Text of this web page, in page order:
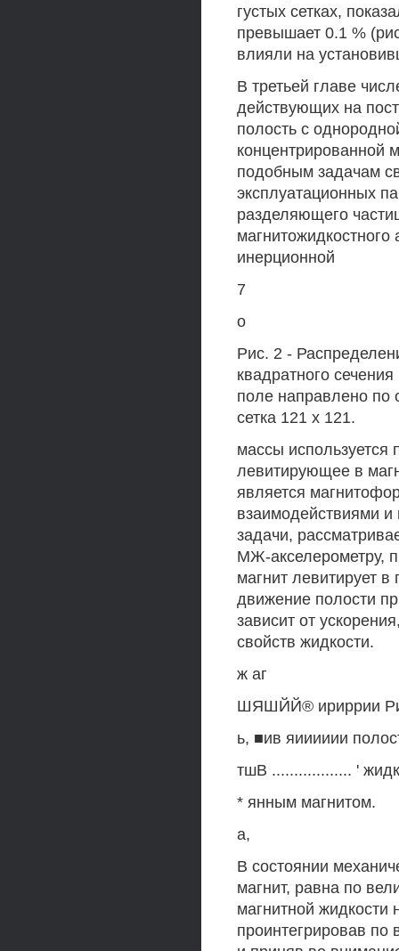
густых сетках,
превышает 0.1 %
влияли на
В третьей главе
действующих на
полость с
концентрированной
подобным задачам
эксплуатационных
разделяющего
магнитожидкостного
инерционной
7
о
Рис. 2 -
квадратного
поле направлено по
сетка 121 х 121.
массы используется
левитирующее в
является
взаимодействиями
задачи,
МЖ-акселерометру,
магнит левитирует
движение полости
зависит от
свойств жидкости.
ж аг
ШЯШЙЙ® ириррии
ь, ■ив яииииии
тшВ .................. '
* янным магнитом.
а,
В состоянии
магнит, равна по
магнитной жидкости
проинтегрировав по